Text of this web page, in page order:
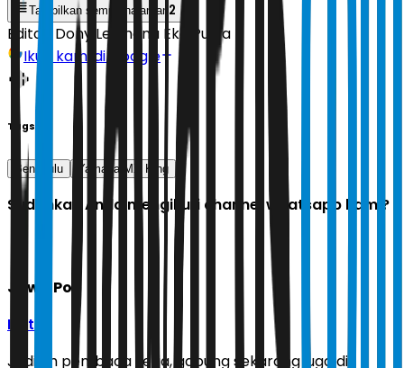
Tampilkan semua halaman 2
Editor: Dony Lesmana Eko Putra
Ikuti kami di Google
Tags
Bengkulu Yamaha MX King
Sudahkah Anda mengikuti channel whatsapp kami?
Jawa Pos
Ikuti
Jadilah pembaca setia, gabung sekarang juga di